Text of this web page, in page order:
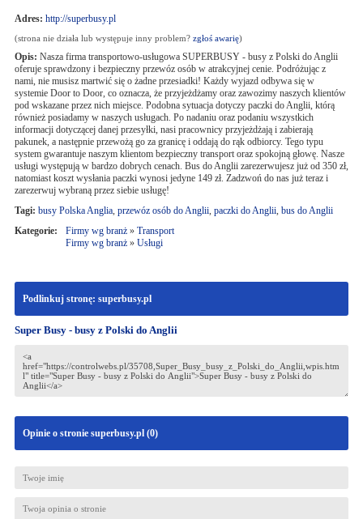
Adres: http://superbusy.pl
(strona nie działa lub występuje inny problem? zgłoś awarię)
Opis: Nasza firma transportowo-usługowa SUPERBUSY - busy z Polski do Anglii
oferuje sprawdzony i bezpieczny przewóz osób w atrakcyjnej cenie. Podróżując z
nami, nie musisz martwić się o żadne przesiadki! Każdy wyjazd odbywa się w
systemie Door to Door, co oznacza, że przyjeżdżamy oraz zawozimy naszych klientów
pod wskazane przez nich miejsce. Podobna sytuacja dotyczy paczki do Anglii, którą
również posiadamy w naszych usługach. Po nadaniu oraz podaniu wszystkich
informacji dotyczącej danej przesyłki, nasi pracownicy przyjeżdżają i zabierają
pakunek, a następnie przewożą go za granicę i oddają do rąk odbiorcy. Tego typu
system gwarantuje naszym klientom bezpieczny transport oraz spokojną głowę. Nasze
usługi występują w bardzo dobrych cenach. Bus do Anglii zarezerwujesz już od 350 zł,
natomiast koszt wysłania paczki wynosi jedyne 149 zł. Zadzwoń do nas już teraz i
zarezerwuj wybraną przez siebie usługę!
Tagi: busy Polska Anglia, przewóz osób do Anglii, paczki do Anglii, bus do Anglii
Kategorie:
Firmy wg branż» Transport
Firmy wg branż» Usługi
Podlinkuj stronę: superbusy.pl
Super Busy - busy z Polski do Anglii
Opinie o stronie superbusy.pl (0)